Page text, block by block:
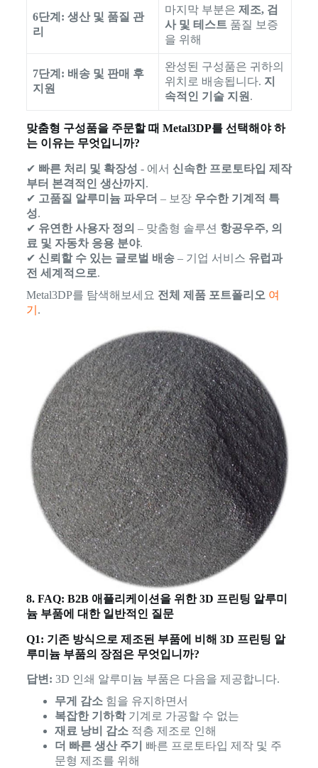
6단계: 생산 및 품질 관
리
마지막 부분은 제조, 검
사 및 테스트품질 보증
을 위해
7단계: 배송 및 판매 후
지원
완성된 구성품은 귀하의
위치로 배송됩니다. 지
속적인 기술 지원 .
맞춤형 구성품을 주문할 때 Metal3DP를 선택해야 하
는 이유는 무엇입니까?
✔ 빠른 처리 및 확장성 - 에서 신속한 프로토타입 제작
부터 본격적인 생산까지 .
✔ 고품질 알루미늄 파우더 – 보장 우수한 기계적 특
성.
✔ 유연한 사용자 정의 – 맞춤형 솔루션 항공우주, 의
료 및 자동차 응용 분야.
✔ 신뢰할 수 있는 글로벌 배송– 기업 서비스 유럽과
전 세계적으로.
Metal3DP를 탐색해보세요 전체 제품 포트폴리오 여
기 .
8. FAQ: B2B 애플리케이션을 위한 3D 프린팅 알루미
늄 부품에 대한 일반적인 질문
Q1: 기존 방식으로 제조된 부품에 비해 3D 프린팅 알
루미늄 부품의 장점은 무엇입니까?
답변: 3D 인쇄 알루미늄 부품은 다음을 제공합니다.
무게 감소힘을 유지하면서
복잡한 기하학기계로 가공할 수 없는
재료 낭비 감소적층 제조로 인해
더 빠른 생산 주기
빠른 프로토타입 제작 및 주
문형 제조를 위해